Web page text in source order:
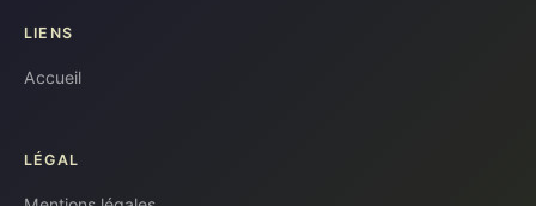
LIENS
Accueil
LÉGAL